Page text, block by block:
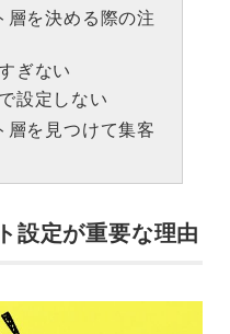
層を決める際の注
ぎない
設定しない
層を見つけて集客
設定が重要な理由